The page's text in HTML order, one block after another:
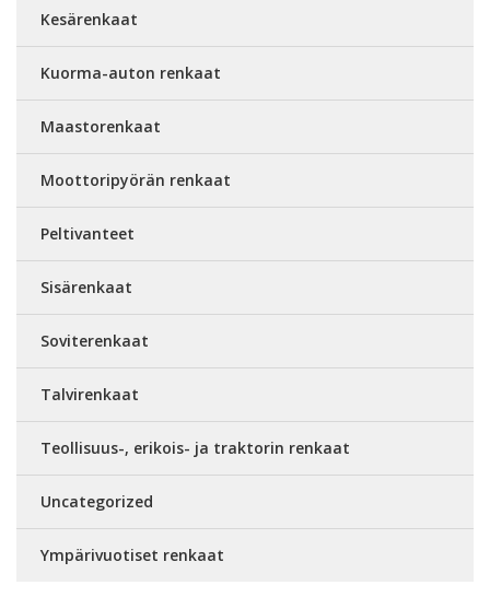
Kesärenkaat
Kuorma-auton renkaat
Maastorenkaat
Moottoripyörän renkaat
Peltivanteet
Sisärenkaat
Soviterenkaat
Talvirenkaat
Teollisuus-, erikois- ja traktorin renkaat
Uncategorized
Ympärivuotiset renkaat